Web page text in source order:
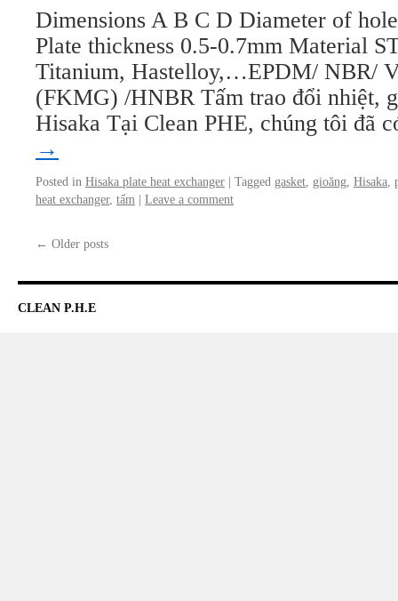
Dimensions A B C D Diameter of
Plate thickness 0.5-0.7mm Material
Titanium, Hastelloy,…EPDM/ NBR/
(FKMG) /HNBR Tấm trao đổi nhiệt,
Hisaka Tại Clean PHE, chúng tôi đã
→
Posted in Hisaka plate heat exchanger | Tagged gasket gioăng Hisaka
heat exchanger, tấm | Leave a comment
← Older posts
CLEAN P.H.E